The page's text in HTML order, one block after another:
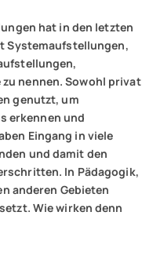
hat in den letzten
Systemaufstellungen,
nennen. Sowohl privat
genutzt, um
erkennen und
Eingang in viele
und damit den
In Pädagogik,
anderen Gebieten
Wie wirken denn